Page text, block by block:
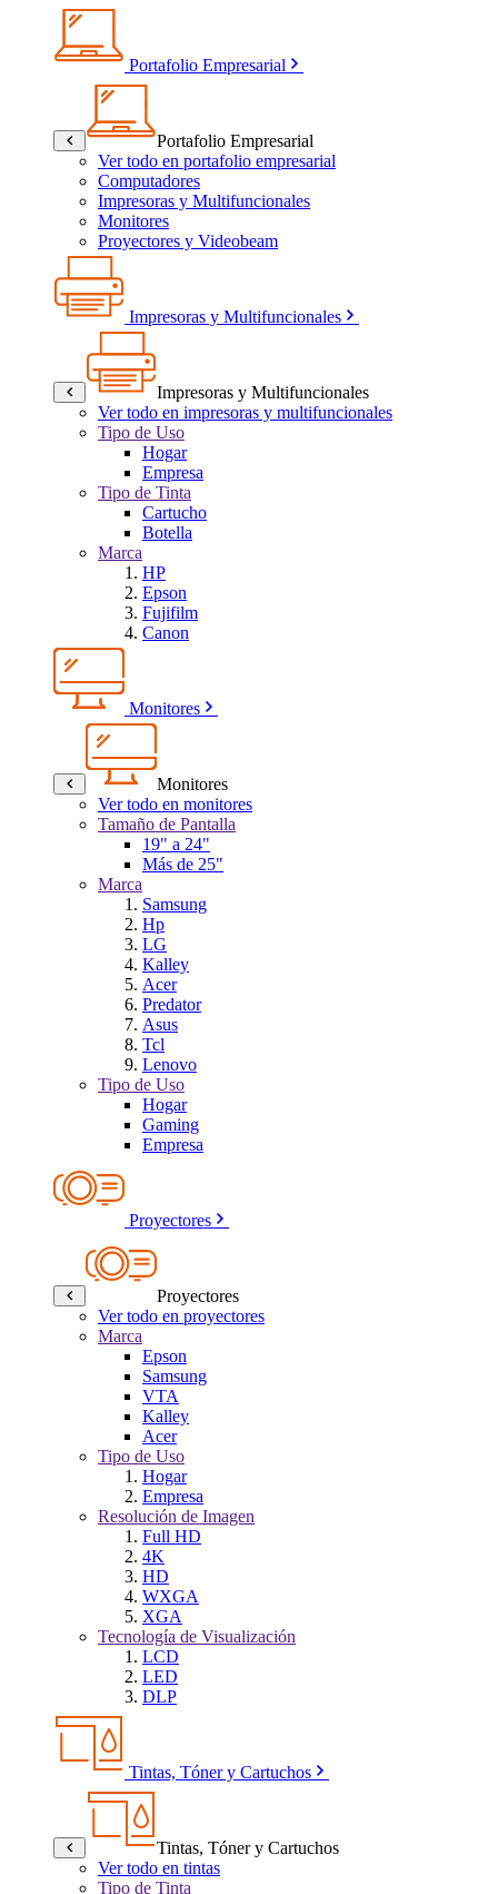
Portafolio Empresarial
Portafolio Empresarial
Ver todo en portafolio empresarial
Computadores
Impresoras y Multifuncionales
Monitores
Proyectores y Videobeam
Impresoras y Multifuncionales
Impresoras y Multifuncionales
Ver todo en impresoras y multifuncionales
Tipo de Uso
Hogar
Empresa
Tipo de Tinta
Cartucho
Botella
Marca
HP
Epson
Fujifilm
Canon
Monitores
Monitores
Ver todo en monitores
Tamaño de Pantalla
19" a 24"
Más de 25"
Marca
Samsung
Hp
LG
Kalley
Acer
Predator
Asus
Tcl
Lenovo
Tipo de Uso
Hogar
Gaming
Empresa
Proyectores
Proyectores
Ver todo en proyectores
Marca
Epson
Samsung
VTA
Kalley
Acer
Tipo de Uso
Hogar
Empresa
Resolución de Imagen
Full HD
4K
HD
WXGA
XGA
Tecnología de Visualización
LCD
LED
DLP
Tintas, Tóner y Cartuchos
Tintas, Tóner y Cartuchos
Ver todo en tintas
Tipo de Tinta